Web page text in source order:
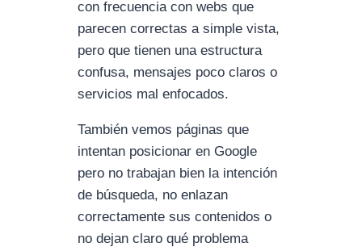
con frecuencia con webs que
parecen correctas a simple vista,
pero que tienen una estructura
confusa, mensajes poco claros o
servicios mal enfocados.
También vemos páginas que
intentan posicionar en Google
pero no trabajan bien la intención
de búsqueda, no enlazan
correctamente sus contenidos o
no dejan claro qué problema